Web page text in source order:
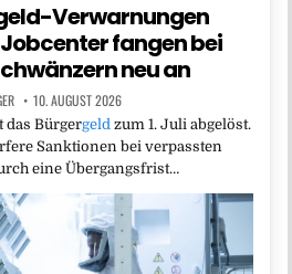
Verwarnungen
fangen bei
neu an
10. AUGUST 2026
das Bürgergeld zum 1. Juli abgelöst.
Sanktionen bei verpassten
eine Übergangsfrist…